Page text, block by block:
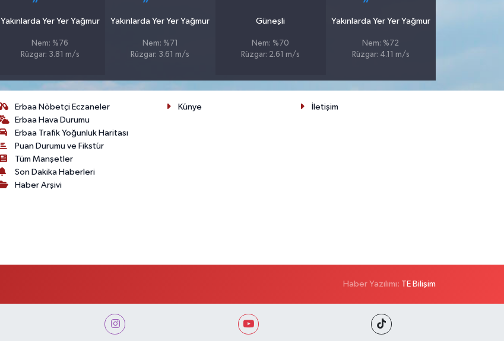
Yakınlarda Yer Yer Yağmur
Nem: %76
Rüzgar: 3.81 m/s
Yakınlarda Yer Yer Yağmur
Nem: %71
Rüzgar: 3.61 m/s
Güneşli
Nem: %70
Rüzgar: 2.61 m/s
Yakınlarda Yer Yer Yağmur
Nem: %72
Rüzgar: 4.11 m/s
Erbaa Nöbetçi Eczaneler
Erbaa Hava Durumu
Erbaa Trafik Yoğunluk Haritası
Puan Durumu ve Fikstür
Tüm Manşetler
Son Dakika Haberleri
Haber Arşivi
Künye İletişim
Haber Yazılımı: TE Bilişim